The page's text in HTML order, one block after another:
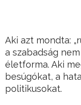
Aki azt mondta:
a szabadság
életforma. Aki
besúgókat, a
politikusokat.